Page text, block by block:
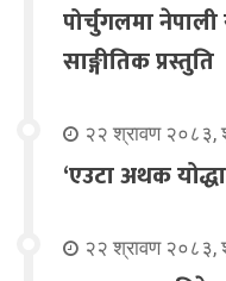
पोर्चुगलमा
साङ्गीतिक प्रस्तुति
२२ श्रावण २०८३,
‘एउटा अथक
२२ श्रावण २०८३,